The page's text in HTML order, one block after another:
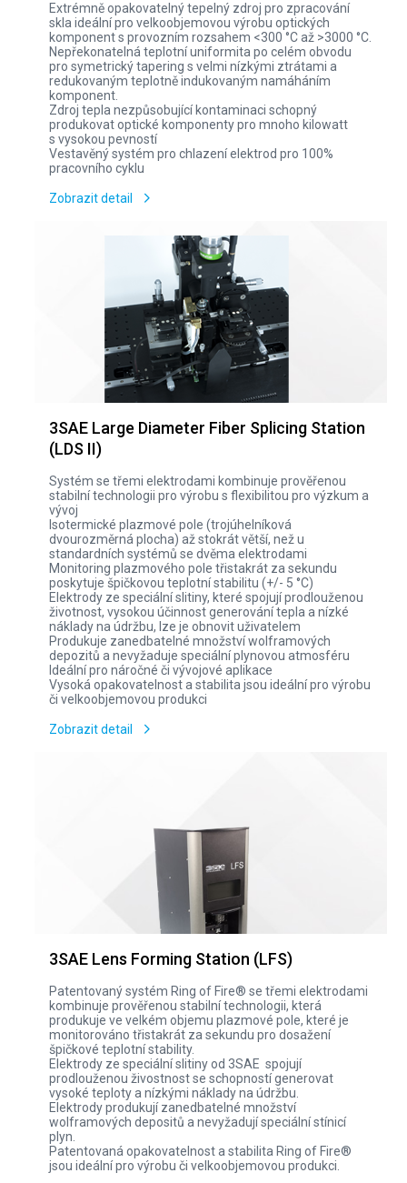
Extrémně opakovatelný tepelný zdroj pro zpracování
skla ideální pro velkoobjemovou výrobu optických
komponent s provozním rozsahem <300 °C až >3000 °C.
Nepřekonatelná teplotní uniformita po celém obvodu
pro symetrický tapering s velmi nízkými ztrátami a
redukovaným teplotně indukovaným namáháním
komponent.
Zdroj tepla nezpůsobující kontaminaci schopný
produkovat optické komponenty pro mnoho kilowatt
s vysokou pevností
Vestavěný systém pro chlazení elektrod pro 100%
pracovního cyklu
Zobrazit detail
3SAE Large Diameter Fiber Splicing Station
(LDS II)
Systém se třemi elektrodami kombinuje prověřenou
stabilní technologii pro výrobu s flexibilitou pro výzkum a
vývoj
Isotermické plazmové pole (trojúhelníková
dvourozměrná plocha) až stokrát větší, než u
standardních systémů se dvěma elektrodami
Monitoring plazmového pole třistakrát za sekundu
poskytuje špičkovou teplotní stabilitu (+/- 5 °C)
Elektrody ze speciální slitiny, které spojují prodlouženou
životnost, vysokou účinnost generování tepla a nízké
náklady na údržbu, lze je obnovit uživatelem
Produkuje zanedbatelné množství wolframových
depozitů a nevyžaduje speciální plynovou atmosféru
Ideální pro náročné či vývojové aplikace
Vysoká opakovatelnost a stabilita jsou ideální pro výrobu
či velkoobjemovou produkci
Zobrazit detail
3SAE Lens Forming Station (LFS)
Patentovaný systém Ring of Fire® se třemi elektrodami
kombinuje prověřenou stabilní technologii, která
produkuje ve velkém objemu plazmové pole, které je
monitorováno třistakrát za sekundu pro dosažení
špičkové teplotní stability.
Elektrody ze speciální slitiny od 3SAE spojují
prodlouženou živostnost se schopností generovat
vysoké teploty a nízkými náklady na údržbu.
Elektrody produkují zanedbatelné množství
wolframových depositů a nevyžadují speciální stínicí
plyn.
Patentovaná opakovatelnost a stabilita Ring of Fire®
jsou ideální pro výrobu či velkoobjemovou produkci.